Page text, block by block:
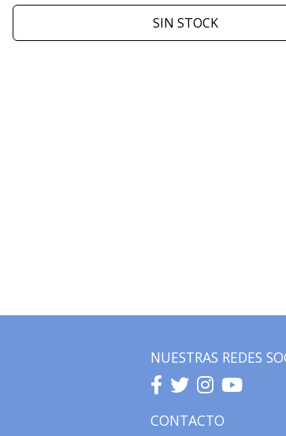
SIN STOCK
NUESTRAS REDES
CONTACTO